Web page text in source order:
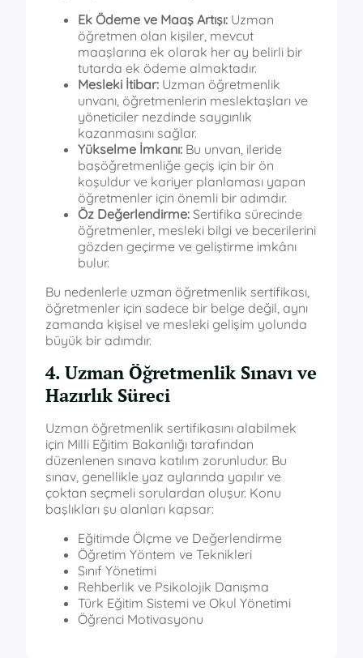
Ek Ödeme ve Maaş Artışı: Uzman
öğretmen olan kişiler, mevcut
maaşlarına ek olarak her ay belirli bir
tutarda ek ödeme almaktadır.
Mesleki İtibar: Uzman öğretmenlik
unvanı, öğretmenlerin meslektaşları ve
yöneticiler nezdinde saygınlık
kazanmasını sağlar.
Yükselme İmkanı: Bu unvan, ileride
başöğretmenliğe geçiş için bir ön
koşuldur ve kariyer planlaması yapan
öğretmenler için önemli bir adımdır.
Öz Değerlendirme: Sertifika sürecinde
öğretmenler, mesleki bilgi ve becerilerini
gözden geçirme ve geliştirme imkânı
bulur.
Bu nedenlerle uzman öğretmenlik sertifikası,
öğretmenler için sadece bir belge değil, aynı
zamanda kişisel ve mesleki gelişim yolunda
büyük bir adımdır.
4. Uzman Öğretmenlik Sınavı ve
Hazırlık Süreci
Uzman öğretmenlik sertifikasını alabilmek
için Milli Eğitim Bakanlığı tarafından
düzenlenen sınava katılım zorunludur. Bu
sınav, genellikle yaz aylarında yapılır ve
çoktan seçmeli sorulardan oluşur. Konu
başlıkları şu alanları kapsar:
Eğitimde Ölçme ve Değerlendirme
Öğretim Yöntem ve Teknikleri
Sınıf Yönetimi
Rehberlik ve Psikolojik Danışma
Türk Eğitim Sistemi ve Okul Yönetimi
Öğrenci Motivasyonu